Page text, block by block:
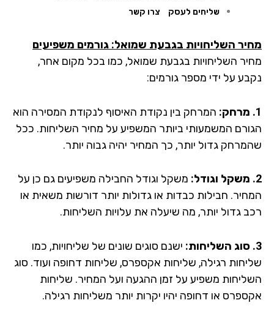
שליחים לעסק
צרו קשר
השליחויות בגבעת שמואל: גורמים משפיעים
השליחויות בגבעת שמואל, כמו בכל מקום אחר,
על ידי מספר גורמים:
המרחק בין נקודת האיסוף לנקודת המסירה הוא
המשמעותי ביותר המשפיע על מחיר השליחות. ככל
גדול יותר, כך המחיר יהיה גבוה יותר.
משקל וגודל החבילה משפיעים גם כן על
חבילות כבדות או גדולות יותר דורשות משאית או
גדול יותר, מה שיעלה את עלויות השליחות.
ישנם סוגים שונים של שליחויות, כמו
רגילה, שליחות אקספרס, שליחות דחופה ועוד. סוג
משפיע על זמן ההגעה ועל המחיר. שליחות
או דחופה יהיו יקרות יותר משליחות רגילה.